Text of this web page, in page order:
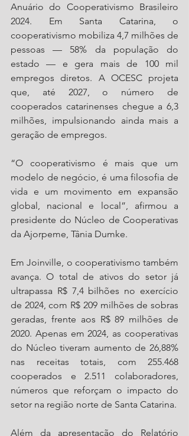
Anuário do Cooperativismo Brasileiro
2024. Em Santa Catarina, o
cooperativismo mobiliza 4,7 milhões de
pessoas — 58% da população do
estado — e gera mais de 100 mil
empregos diretos. A OCESC projeta
que, até 2027, o número de
cooperados catarinenses chegue a 6,3
milhões, impulsionando ainda mais a
geração de empregos.
“O cooperativismo é mais que um
modelo de negócio, é uma filosofia de
vida e um movimento em expansão
global, nacional e local”, afirmou a
presidente do Núcleo de Cooperativas
da Ajorpeme, Tânia Dumke.
Em Joinville, o cooperativismo também
avança. O total de ativos do setor já
ultrapassa R$ 7,4 bilhões no exercício
de 2024, com R$ 209 milhões de sobras
geradas, frente aos R$ 89 milhões de
2020. Apenas em 2024, as cooperativas
do Núcleo tiveram aumento de 26,88%
nas receitas totais, com 255.468
cooperados e 2.511 colaboradores,
números que reforçam o impacto do
setor na região norte de Santa Catarina.
Além da apresentação do Relatório